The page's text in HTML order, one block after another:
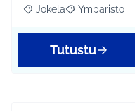
Rajaa tulokset aihepiirin
Jokela Rajaa tulokset
Ympäristö
Tutustu